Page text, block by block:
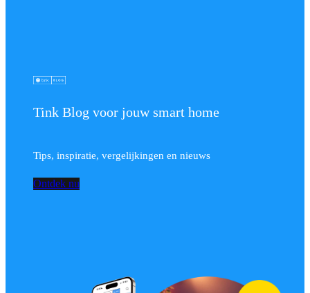
Tink Blog voor jouw smart home
Tips, inspiratie, vergelijkingen en nieuws
Ontdek nu